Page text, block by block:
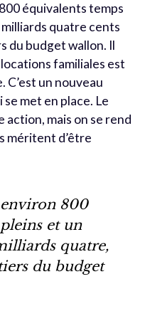
équivalents temps
quatre cents
du budget wallon. Il
familiales est
C’est un nouveau
met en place. Le
mais on se rend
méritent d’être
environ 800
et un
quatre,
du budget